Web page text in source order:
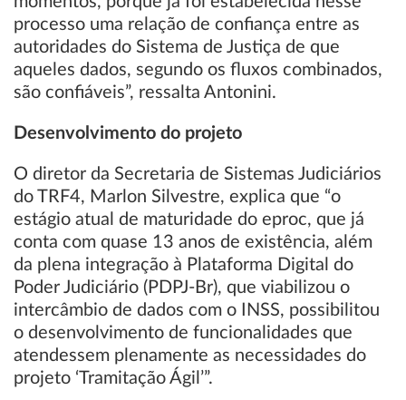
processo uma relação de confiança entre as
autoridades do Sistema de Justiça de que
aqueles dados, segundo os fluxos combinados,
são confiáveis”, ressalta Antonini.
Desenvolvimento do projeto
O diretor da Secretaria de Sistemas Judiciários
do TRF4, Marlon Silvestre, explica que “o
estágio atual de maturidade do eproc, que já
conta com quase 13 anos de existência, além
da plena integração à Plataforma Digital do
Poder Judiciário (PDPJ-Br), que viabilizou o
intercâmbio de dados com o INSS, possibilitou
o desenvolvimento de funcionalidades que
atendessem plenamente as necessidades do
projeto ‘Tramitação Ágil’”.